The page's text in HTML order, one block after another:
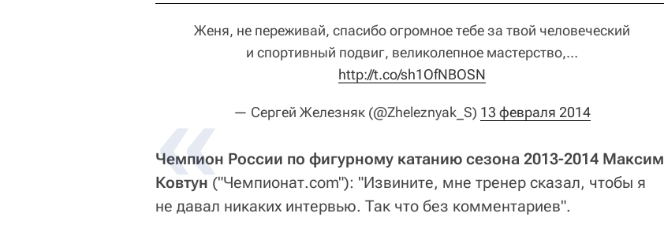
Женя, не переживай, спасибо огромное тебе за твой человеческий
и спортивный подвиг, великолепное мастерство,…
http://t.co/sh1OfNBOSN
— Сергей Железняк (@Zheleznyak_S) 13 февраля 2014
Чемпион России по фигурному катанию сезона 2013-2014 Максим
Ковтун ("Чемпионат.com"): "Извините, мне тренер сказал, чтобы я
не давал никаких интервью. Так что без комментариев".